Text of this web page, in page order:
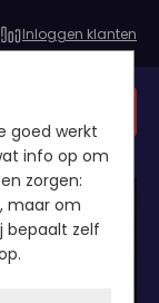
Inloggen klanten
goed werkt
info op om
zorgen:
maar om
bepaalt zelf